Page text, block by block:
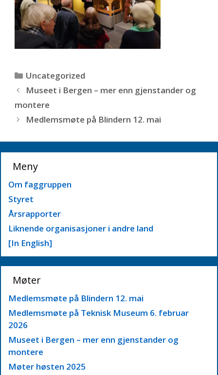
Kategorier
Uncategorized
Museet i Bergen – mer enn gjenstander og
montere
Medlemsmøte på Blindern 12. mai
Meny
Om faggruppen
Styret
Årsrapporter
Liknende organisasjoner i andre land
[In English]
Møter
Medlemsmøte på Blindern 12. mai
Medlemsmøte på Teknisk Museum 6. februar
2026
Museet i Bergen – mer enn gjenstander og
montere
Møter høsten 2025